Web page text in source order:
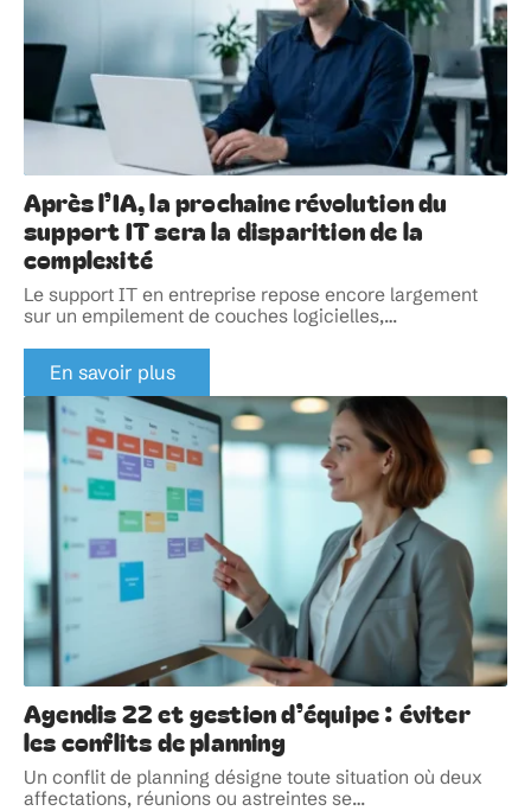
Après l’IA, la prochaine révolution du
support IT sera la disparition de la
complexité
Le support IT en entreprise repose encore largement
sur un empilement de couches logicielles,…
En savoir plus
Agendis 22 et gestion d’équipe : éviter
les conflits de planning
Un conflit de planning désigne toute situation où deux
affectations, réunions ou astreintes se…